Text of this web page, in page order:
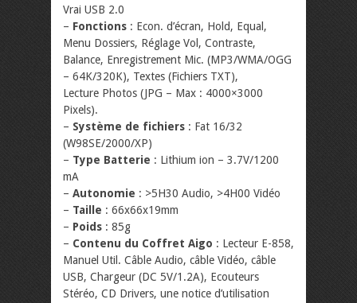
Vrai USB 2.0
– Fonctions : Econ. d’écran, Hold, Equal,
Menu Dossiers, Réglage Vol, Contraste,
Balance, Enregistrement Mic. (MP3/WMA/OGG
– 64K/320K), Textes (Fichiers TXT),
Lecture Photos (JPG – Max : 4000×3000
Pixels).
– Système de fichiers : Fat 16/32
(W98SE/2000/XP)
– Type Batterie : Lithium ion – 3.7V/1200
mA
– Autonomie : >5H30 Audio, >4H00 Vidéo
– Taille : 66x66x19mm
– Poids : 85g
– Contenu du Coffret Aigo : Lecteur E-858,
Manuel Util. Câble Audio, câble Vidéo, câble
USB, Chargeur (DC 5V/1.2A), Ecouteurs
Stéréo, CD Drivers, une notice d’utilisation